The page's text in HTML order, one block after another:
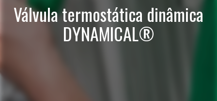
Válvula termostática dinâmica
DYNAMICAL®